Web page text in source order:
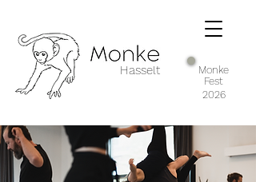
Hasselt
Monke
Fest
2026